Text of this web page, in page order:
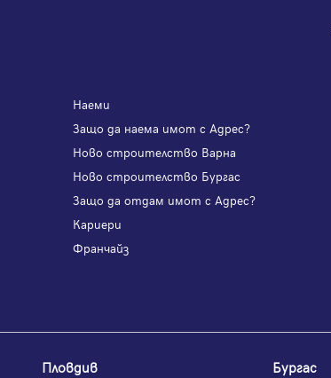
Наеми
Защо да наема имот с Адрес?
Ново строителство Варна
Ново строителство Бургас
Защо да отдам имот с Адрес?
Кариери
Франчайз
Пловдив Бургас